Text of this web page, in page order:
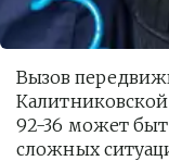
Вызов
92-36 может
сложных